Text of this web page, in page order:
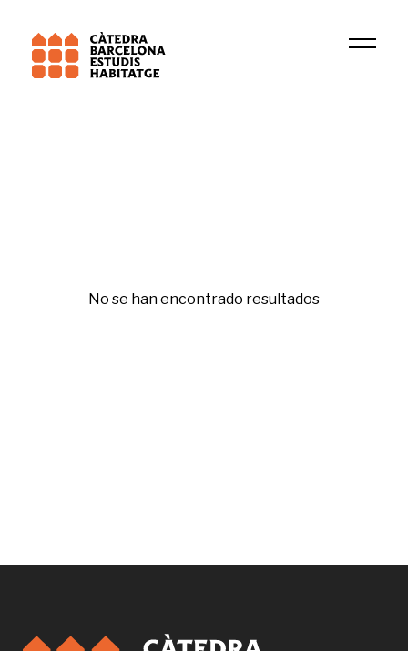
No se han encontrado resultados